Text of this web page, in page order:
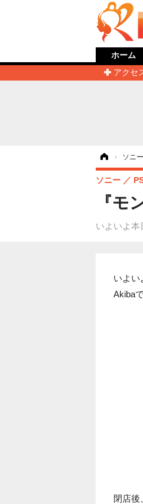
ホーム
アクセ
› ソニー
『モ
いよいよ本
ソニー
いよい
Akiba
閉店後